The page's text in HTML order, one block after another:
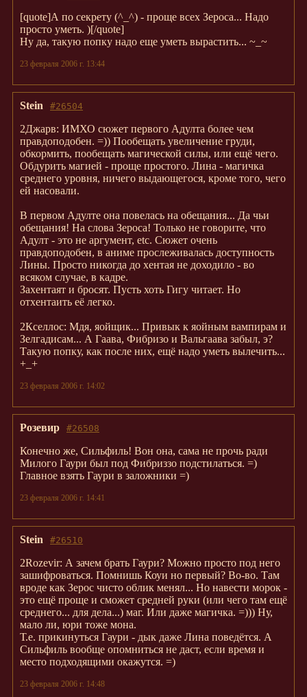
[quote]А по секрету (^_^) - проще всех Зероса... Надо
просто уметь. )[/quote]
Ну да, такую попку надо еще уметь вырастить... ~_~
23 февраля 2006 г. 13:44
#26504
Stein
2Джарв: ИМХО сюжет первого Адулта более чем
правдоподобен. =)) Пообещать увеличение груди,
обкормить, пообещать магической силы, или ещё чего.
Обдурить магией - проще простого. Лина - магичка
среднего уровня, ничего выдающегося, кроме того, чего
ей насовали.
В первом Адулте она повелась на обещания... Да чьи
обещания! На слова Зероса! Только не говорите, что
Адулт - это не аргумент, etc. Сюжет очень
правдоподобен, в аниме прослеживалась доступность
Лины. Просто никогда до хентая не доходило - во
всяком случае, в кадре.
Захентаят и бросят. Пусть хоть Гигу читает. Но
отхентаить её легко.
2Кселлос: Мдя, яойщик... Привык к яойным вампирам и
Зелгадисам... А Гаава, Фибризо и Вальгаава забыл, э?
Такую попку, как после них, ещё надо уметь вылечить...
+_+
23 февраля 2006 г. 14:02
#26508
Розевир
Конечно же, Сильфиль! Вон она, сама не прочь ради
Милого Гаури был под Фибриззо подстилаться. =)
Главное взять Гаури в заложники =)
23 февраля 2006 г. 14:41
#26510
Stein
2Rozevir: А зачем брать Гаури? Можно просто под него
зашифроваться. Помнишь Коуи но первый? Во-во. Там
вроде как Зерос чисто облик менял... Но навести морок -
это ещё проще и сможет средней руки (или чего там ещё
среднего... для дела...) маг. Или даже магичка. =))) Ну,
мало ли, юри тоже мона.
Т.е. прикинуться Гаури - дык даже Лина поведётся. А
Сильфиль вообще опомниться не даст, если время и
место подходящими окажутся. =)
23 февраля 2006 г. 14:48